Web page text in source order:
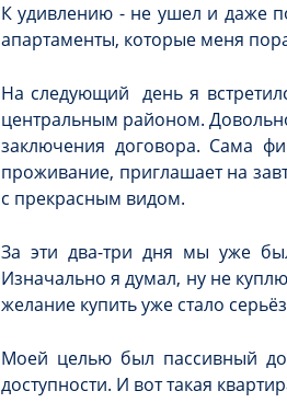
К удивлению - не ушел и даже
апартаменты, которые меня
На следующий день я
центральным районом.
заключения договора. Сама
проживание, приглашает на
с прекрасным видом.
За эти два-три дня мы уже
Изначально я думал, ну не
желание купить уже стало
Моей целью был пассивный
доступности. И вот такая